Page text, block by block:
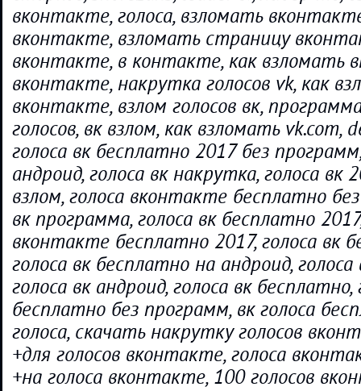
вконтакте, голоса, взломать
вконтакте, взломать страницу
вконтакте, в контакте, как взломать
вконтакте, накрутка голосов vk, как
вконтакте, взлом голосов вк,
голосов, вк взлом, как взломать vk.com,
голоса вк бесплатно 2017 без
андроид, голоса вк накрутка, голоса вк
взлом, голоса вконтакте бесплатно
вк программа, голоса вк бесплатно
вконтакте бесплатно 2017, голоса вк
голоса вк бесплатно на андроид,
голоса вк андроид, голоса вк бесплатно,
бесплатно без программ, вк голоса
голоса, скачать накрутку голосов
+для голосов вконтакте, голоса
+на голоса вконтакте, 100 голосов